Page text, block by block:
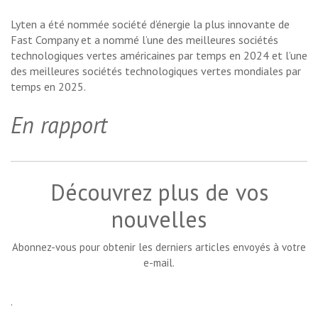
Lyten a été nommée société d’énergie la plus innovante de
Fast Company et a nommé l’une des meilleures sociétés
technologiques vertes américaines par temps en 2024 et l’une
des meilleures sociétés technologiques vertes mondiales par
temps en 2025.
En rapport
Découvrez plus de vos
nouvelles
Abonnez-vous pour obtenir les derniers articles envoyés à votre
e-mail.
.